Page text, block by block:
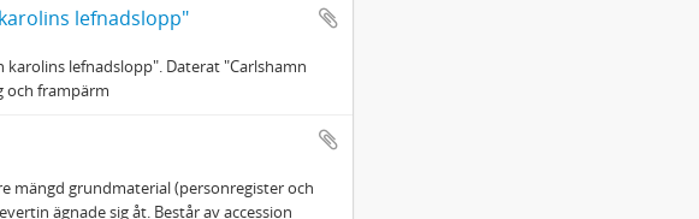
lefnadslopp"
lefnadslopp". Daterat "Carlshamn
och frampärm
mängd grundmaterial (personregister och
ägnade sig åt. Består av accession